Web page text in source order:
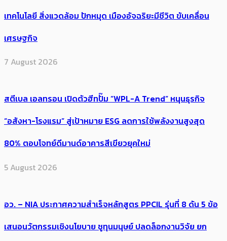
เทคโนโลยี สิ่งแวดล้อม ปักหมุด เมืองอัจฉริยะมีชีวิต ขับเคลื่อน
เศรษฐกิจ
7 August 2026
สตีเบล เอลทรอน เปิดตัวฮีทปั๊ม “WPL-A Trend” หนุนธุรกิจ
“อสังหา-โรงแรม” สู่เป้าหมาย ESG ลดการใช้พลังงานสูงสุด
80% ตอบโจทย์ดีมานด์อาคารสีเขียวยุคใหม่
5 August 2026
อว. – NIA ประกาศความสำเร็จหลักสูตร PPCIL รุ่นที่ 8 ดัน 5 ข้อ
เสนอนวัตกรรมเชิงนโยบาย ชูทุนมนุษย์ ปลดล็อกงานวิจัย ยก